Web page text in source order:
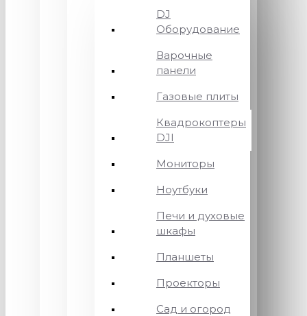
DJ
Оборудование
Варочные
панели
Газовые плиты
Квадрокоптеры
DJI
Мониторы
Ноутбуки
Печи и духовые
шкафы
Планшеты
Проекторы
Сад и огород